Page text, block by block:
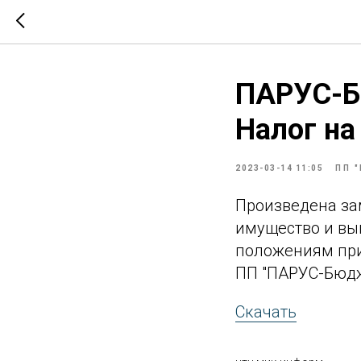
ПАРУС-
Налог
2023-03-14 11:05 ПП
Произведена
имущество и
положениям
ПП "ПАРУС-
Скачать